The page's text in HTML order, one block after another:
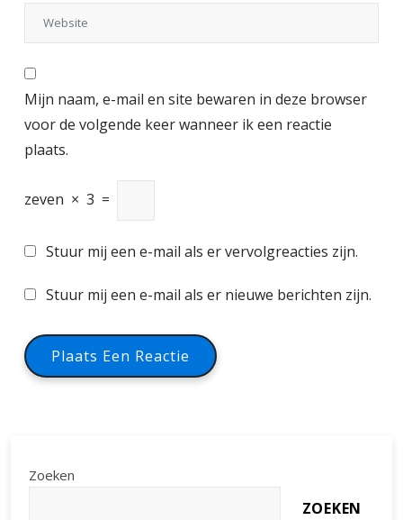
Mijn naam, e-mail en site bewaren in deze browser
voor de volgende keer wanneer ik een reactie
plaats.
zeven × 3 =
Stuur mij een e-mail als er vervolgreacties zijn.
Stuur mij een e-mail als er nieuwe berichten zijn.
Zoeken
ZOEKEN